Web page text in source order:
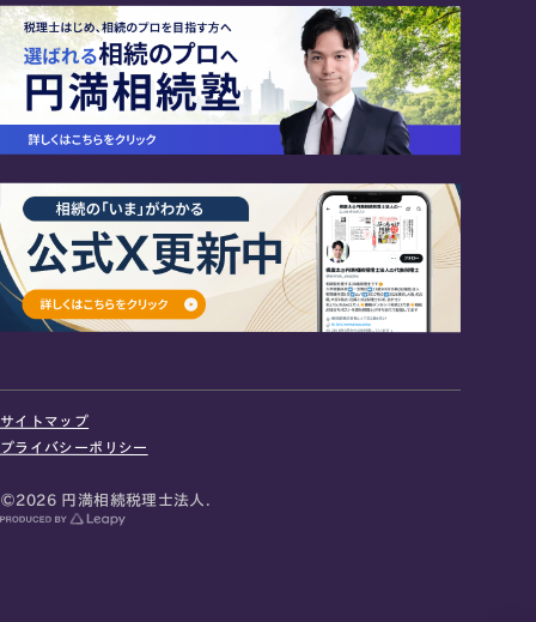
お急ぎの方は電話で面談予約
サイトマップ
プライバシーポリシー
©2026 円満相続税理士法人.